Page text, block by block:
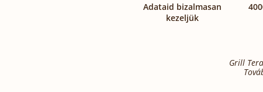
Adataid bizalmasan
kezeljük
Grill